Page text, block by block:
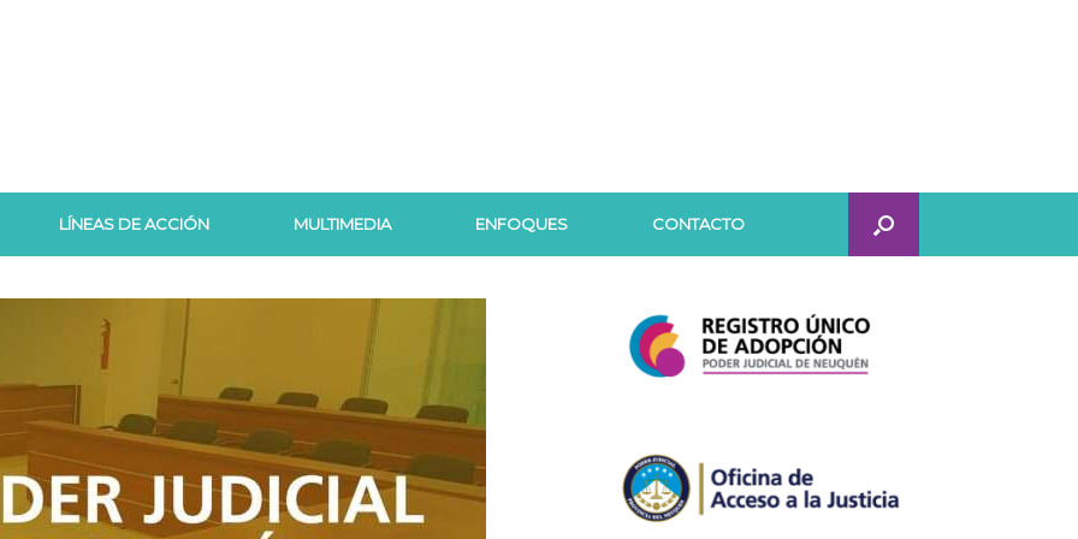
LÍNEAS DE ACCIÓN MULTIMEDIA ENFOQUES CONTACTO